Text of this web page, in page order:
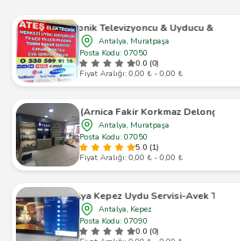
Elektronik Televizyoncu & Uyducu & Çanak Anten
Antalya, Muratpaşa
Posta Kodu: 07050
0.0 (0)
Fiyat Aralığı: 0,00 ₺ - 0,00 ₺
(Arnica Fakir Korkmaz Delonghı Braun Ferre
Antalya, Muratpaşa
Posta Kodu: 07050
5.0 (1)
Fiyat Aralığı: 0,00 ₺ - 0,00 ₺
Antalya Kepez Uydu Servisi-Avek Teknoloji
Antalya, Kepez
Posta Kodu: 07090
0.0 (0)